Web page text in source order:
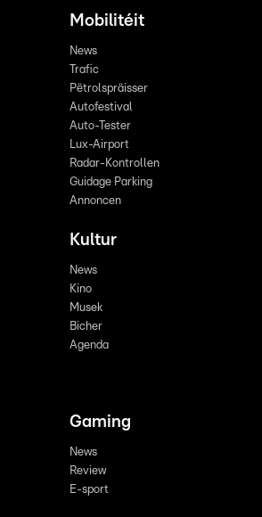
Mobilitéit
News
Trafic
Pëtrolspräisser
Autofestival
Auto-Tester
Lux-Airport
Radar-Kontrollen
Guidage Parking
Annoncen
Kultur
News
Kino
Musek
Bicher
Agenda
Gaming
News
Review
E-sport